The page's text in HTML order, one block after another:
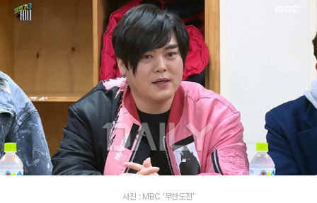
사진 : MBC '무한도전'